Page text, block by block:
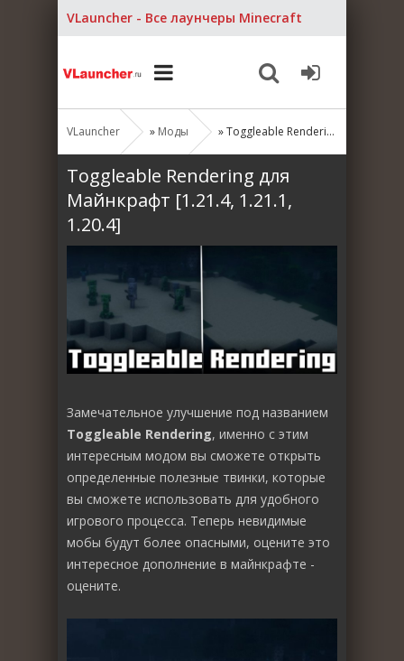
VLauncher - Все лаунчеры Minecraft
VLauncher » Моды » Toggleable Rendering для Майнкрафт [1.21.4, 1.21.1, 1.20.4]
Toggleable Rendering для
Майнкрафт [1.21.4, 1.21.1,
1.20.4]
Замечательное улучшение под названием
Toggleable Rendering, именно с этим
интересным модом вы сможете открыть
определенные полезные твинки, которые
вы сможете использовать для удобного
игрового процесса. Теперь невидимые
мобы будут более опасными, оцените это
интересное дополнение в майнкрафте -
оцените.